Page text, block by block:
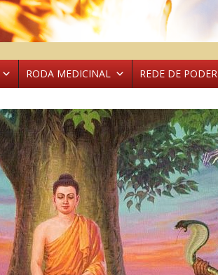
RODA MEDICINAL REDE DE PODER